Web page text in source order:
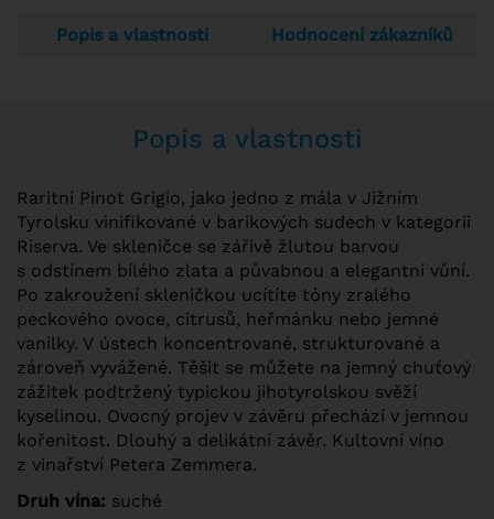
Popis a vlastnosti Hodnocení zákazníků
Popis a vlastnosti
Raritní Pinot Grigio, jako jedno z mála v Jižním
Tyrolsku vinifikované v barikových sudech v kategorii
Riserva. Ve skleničce se zářivě žlutou barvou
s odstínem bílého zlata a půvabnou a elegantní vůní.
Po zakroužení skleničkou ucítíte tóny zralého
peckového ovoce, citrusů, heřmánku nebo jemné
vanilky. V ústech koncentrované, strukturované a
zároveň vyvážené. Těšit se můžete na jemný chuťový
zážitek podtržený typickou jihotyrolskou svěží
kyselinou. Ovocný projev v závěru přechází v jemnou
kořenitost. Dlouhý a delikátní závěr. Kultovní víno
z vinařství Petera Zemmera.
Druh vína: suché